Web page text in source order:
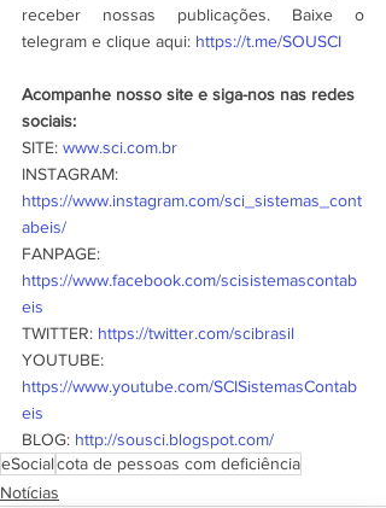
receber nossas publicações. Baixe o
telegram e clique aqui: https://t.me/SOUSCI
Acompanhe nosso site e siga-nos nas redes
sociais:
SITE: www.sci.com.br
INSTAGRAM:
https://www.instagram.com/sci_sistemas_cont
abeis/
FANPAGE:
https://www.facebook.com/scisistemascontab
eis
TWITTER: https://twitter.com/scibrasil
YOUTUBE:
https://www.youtube.com/SCISistemasContab
eis
BLOG: http://sousci.blogspot.com/
eSocialcota de pessoas com deficiência
Notícias